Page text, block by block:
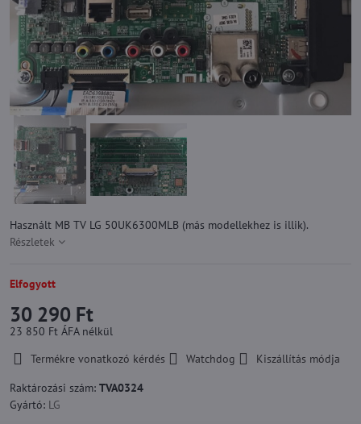
Használt MB TV LG 50UK6300MLB (más modellekhez is illik).
Részletek
Elfogyott
30 290 Ft
23 850 Ft ÁFA nélkül
Termékre vonatkozó kérdés
Watchdog
Kiszállítás módja
Raktározási szám: TVA0324
Gyártó: LG